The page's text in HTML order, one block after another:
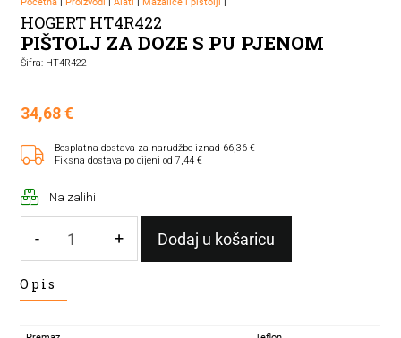
HOGERT HT4R422
PIŠTOLJ ZA DOZE S PU PJENOM
Šifra: HT4R422
34,68€
Besplatna dostava za narudžbe iznad 66,36 €
Fiksna dostava po cijeni od 7,44 €
Na zalihi
-
ZA
+ Dodaj u košaricu
Opis